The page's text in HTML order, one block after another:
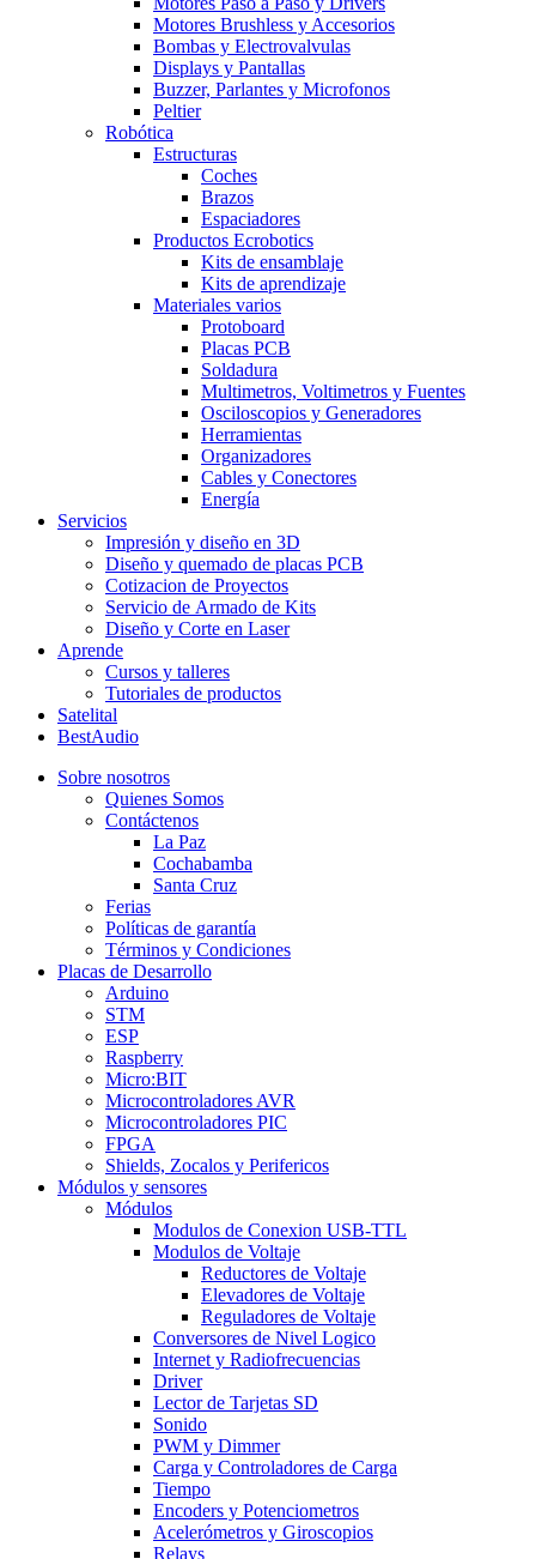
Motores Brushless y Accesorios
Bombas y Electrovalvulas
Displays y Pantallas
Buzzer, Parlantes y Microfonos
Peltier
Robótica
Estructuras
Coches
Brazos
Espaciadores
Productos Ecrobotics
Kits de ensamblaje
Kits de aprendizaje
Materiales varios
Protoboard
Placas PCB
Soldadura
Multimetros, Voltimetros y Fuentes
Osciloscopios y Generadores
Herramientas
Organizadores
Cables y Conectores
Energía
Servicios
Impresión y diseño en 3D
Diseño y quemado de placas PCB
Cotizacion de Proyectos
Servicio de Armado de Kits
Diseño y Corte en Laser
Aprende
Cursos y talleres
Tutoriales de productos
Satelital
BestAudio
Sobre nosotros
Quienes Somos
Contáctenos
La Paz
Cochabamba
Santa Cruz
Ferias
Políticas de garantía
Términos y Condiciones
Placas de Desarrollo
Arduino
STM
ESP
Raspberry
Micro:BIT
Microcontroladores AVR
Microcontroladores PIC
FPGA
Shields, Zocalos y Perifericos
Módulos y sensores
Módulos
Modulos de Conexion USB-TTL
Modulos de Voltaje
Reductores de Voltaje
Elevadores de Voltaje
Reguladores de Voltaje
Conversores de Nivel Logico
Internet y Radiofrecuencias
Driver
Lector de Tarjetas SD
Sonido
PWM y Dimmer
Carga y Controladores de Carga
Tiempo
Encoders y Potenciometros
Acelerómetros y Giroscopios
Relays